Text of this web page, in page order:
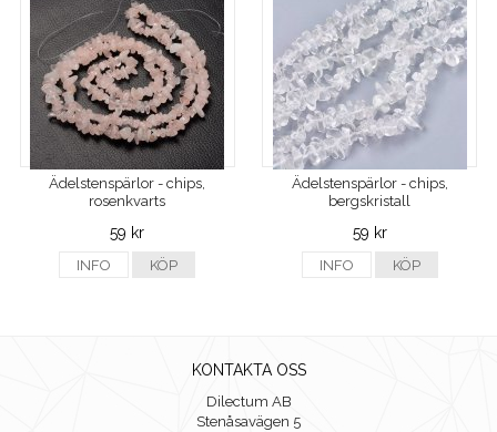
Ädelstenspärlor - chips,
rosenkvarts
59 kr
INFO KÖP
Ädelstenspärlor - chips,
bergskristall
59 kr
INFO KÖP
KONTAKTA OSS
Dilectum AB
Stenåsavägen 5